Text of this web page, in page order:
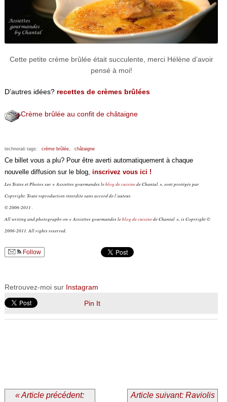
Cette petite crème brûlée était succulente, merci Hélène d’avoir
pensé à moi!
D’autres idées? recettes de crèmes brûlées
Crème brûlée au confit de châtaigne
technorati tags: crème brûlée, châtaigne
Ce billet vous a plu? Pour être averti automatiquement à chaque
nouvelle diffusion sur le blog, inscrivez vous ici !
Les Textes et Photos sur « Assiettes gourmandes leblog de cuisinede Chantal », sont protégés par
Copyright. Toute reproduction interdite sans accord de l’auteur.
© 2006-2011 .
All writing and photography on « Assiettes gourmandes leblog de cuisinede Chantal », is Copyright ©
2006-2011. All rights reserved.
Follow
Retrouvez-moi sur Instagram
Pin It
« Article précédent:
Article suivant: Raviolis